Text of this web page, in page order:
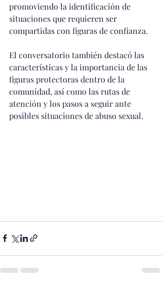
promoviendo la identificación de
situaciones que requieren ser
compartidas con figuras de confianza.
El conversatorio también destacó las
características y la importancia de las
figuras protectoras dentro de la
comunidad, así como las rutas de
atención y los pasos a seguir ante
posibles situaciones de abuso sexual.